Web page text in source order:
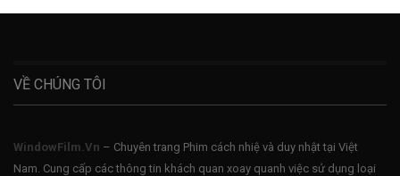
VỀ CHÚNG TÔI
WindowFilm.Vn – Chuyên trang Phim cách nhiệ và duy nhật tại Việt
Nam. Cung cấp các thông tin khách quan xoay quanh việc sử dụng loại